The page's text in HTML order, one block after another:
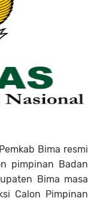
Bima resmi
pimpinan Badan
Bima masa
Calon Pimpinan